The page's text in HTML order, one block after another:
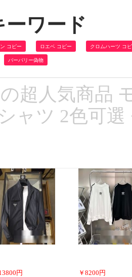
ーワード
コピー ロエベ コピー クロムハーツ コ
バーバリー偽物
超人気商品
ャツ 2色可
円 ￥ 8200 円